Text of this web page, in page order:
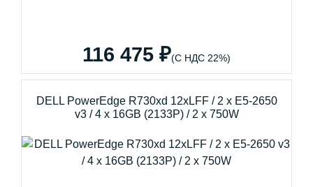
116 475 ₽(С НДС 22%)
DELL PowerEdge R730xd 12xLFF / 2 x E5-2650
v3 / 4 x 16GB (2133P) / 2 x 750W